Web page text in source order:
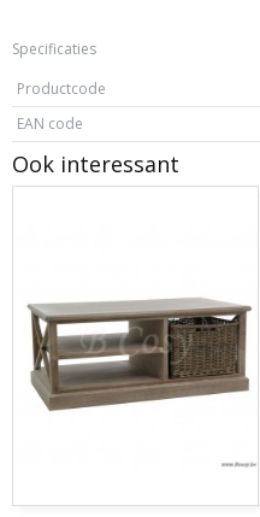
Specificaties
Productcode
EAN code
Ook interessant